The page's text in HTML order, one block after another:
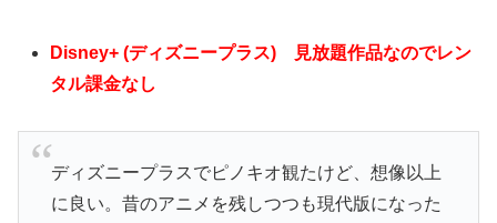
Disney+ (ディズニープラス) 見放題作品なのでレン
タル課金なし
ディズニープラスでピノキオ観たけど、想像以上
に良い。昔のアニメを残しつつも現代版になった